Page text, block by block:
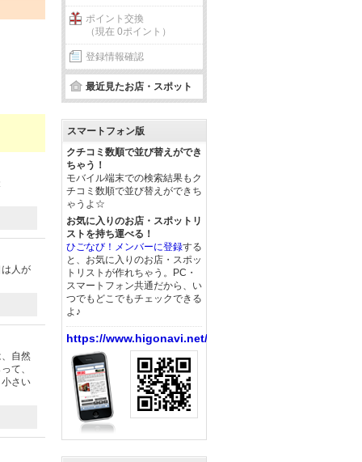
人が
自然
て、
さい
ポイント交換
（現在 0ポイント）
登録情報確認
最近見たお店・スポット
スマートフォン版
クチコミ数順で並び替えができ
ちゃう！
モバイル端末での検索結果もク
チコミ数順で並び替えができち
ゃうよ☆
お気に入りのお店・スポットリ
ストを持ち運べる！
ひごなび！メンバーに登録する
と、お気に入りのお店・スポッ
トリストが作れちゃう。PC・
スマートフォン共通だから、い
つでもどこでもチェックできる
よ♪
https://www.higonavi.net/